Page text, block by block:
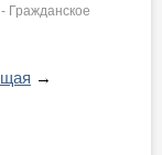
Гражданское
→